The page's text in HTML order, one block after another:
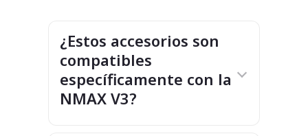
¿Estos accesorios son
compatibles
específicamente con la
NMAX V3?